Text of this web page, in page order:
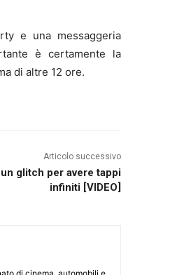
e una messaggeria
è certamente la
di altre 12 ore.
Articolo successivo
glitch per avere tappi
infiniti [VIDEO]